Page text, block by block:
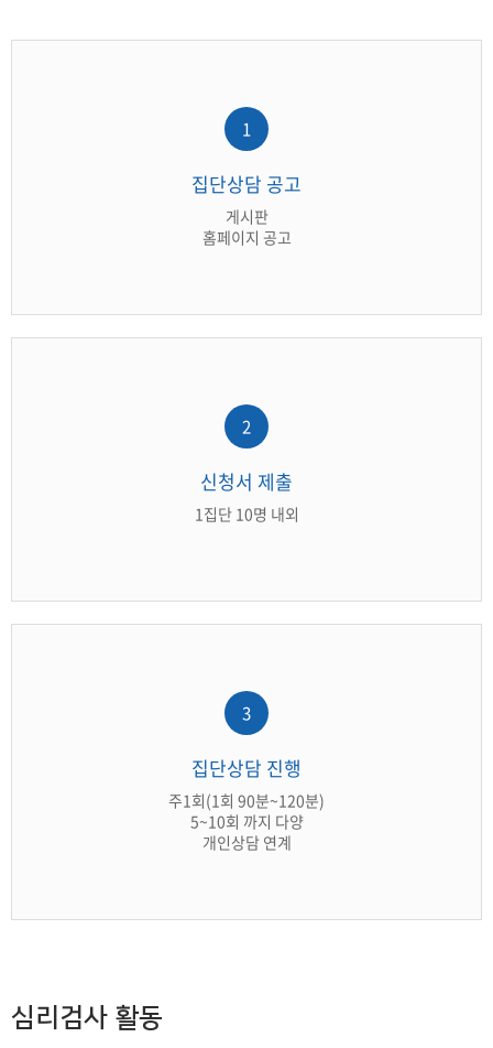
1
집단상담 공고
게시판
홈페이지 공고
2
신청서 제출
1집단 10명 내외
3
집단상담 진행
주1회(1회 90분~120분)
5~10회 까지 다양
개인상담 연계
심리검사 활동